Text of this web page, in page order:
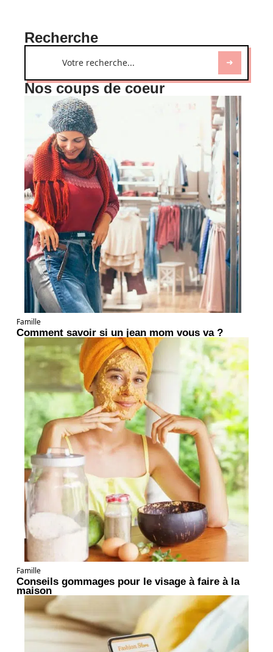
Recherche
Nos coups de coeur
Famille
Comment savoir si un jean mom vous va ?
Famille
Conseils gommages pour le visage à faire à la
maison